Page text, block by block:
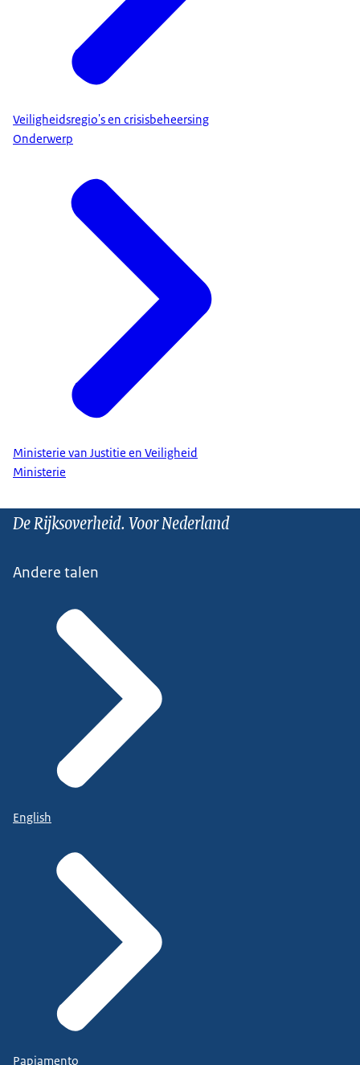
Veiligheidsregio's en crisisbeheersing
Onderwerp
Ministerie van Justitie en Veiligheid
Ministerie
De Rijksoverheid. Voor Nederland
Andere talen
English
Papiamento